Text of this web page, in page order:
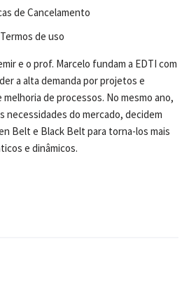
de Cancelamento
Termos de uso
e o prof. Marcelo fundam a EDTI com
a alta demanda por projetos e
de processos. No mesmo ano,
necessidades do mercado, decidem
Belt e Black Belt para torna-los mais
e dinâmicos.